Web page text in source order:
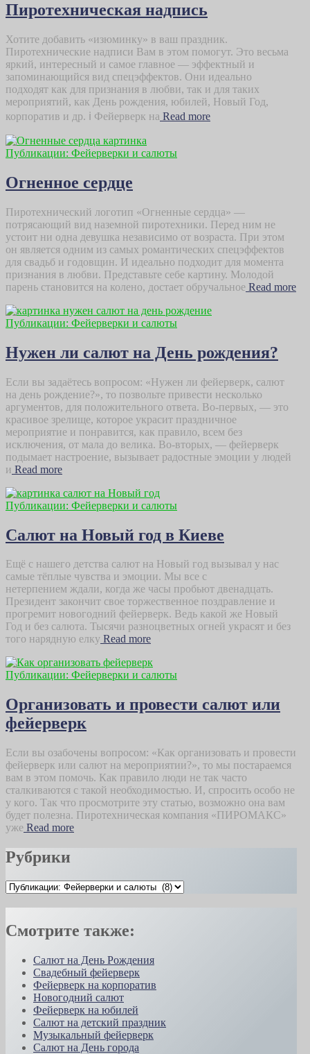
Пиротехническая надпись
Хотите добавить «изюминку» в ваш праздник.
Пиротехнические надписи Вам в этом помогут. Это весьма
яркий, интересный и самое главное — эффектный и
запоминающийся вид спецэффектов. Они идеально
подходят как для признания в любви, так и для таких
мероприятий, как День рождения, юбилей, Новый Год,
корпоратив и др. ℹ️ Фейерверк на Read more
Публикации: Фейерверки и салюты
Огненное сердце
Пиротехнический логотип «Огненные сердца» —
потрясающий вид наземной пиротехники. Перед ним не
устоит ни одна девушка независимо от возраста. При этом
он является одним из самых романтических спецэффектов
для свадьб и годовщин. И идеально подходит для момента
признания в любви. Представьте себе картину. Молодой
парень становится на колено, достает обручальное Read more
Публикации: Фейерверки и салюты
Нужен ли салют на День рождения?
Если вы задаётесь вопросом: «Нужен ли фейерверк, салют
на день рождение?», то позвольте привести несколько
аргументов, для положительного ответа. Во-первых, — это
красивое зрелище, которое украсит праздничное
мероприятие и понравится, как правило, всем без
исключения, от мала до велика. Во-вторых, — фейерверк
подымает настроение, вызывает радостные эмоции у людей
и Read more
Публикации: Фейерверки и салюты
Салют на Новый год в Киеве
Ещё с нашего детства салют на Новый год вызывал у нас
самые тёплые чувства и эмоции. Мы все с
нетерпением ждали, когда же часы пробьют двенадцать.
Президент закончит свое торжественное поздравление и
прогремит новогодний фейерверк. Ведь какой же Новый
Год и без салюта. Тысячи разноцветных огней украсят и без
того нарядную елку Read more
Публикации: Фейерверки и салюты
Организовать и провести салют или
фейерверк
Если вы озабочены вопросом: «Как организовать и провести
фейерверк или салют на мероприятии?», то мы постараемся
вам в этом помочь. Как правило люди не так часто
сталкиваются с такой необходимостью. И, спросить особо не
у кого. Так что просмотрите эту статью, возможно она вам
будет полезна. Пиротехническая компания «ПИРОМАКС»
уже Read more
Рубрики
Рубрики
Смотрите также:
Салют на День Рождения
Свадебный фейерверк
Фейерверк на корпоратив
Новогодний салют
Фейерверк на юбилей
Салют на детский праздник
Музыкальный фейерверк
Салют на День города